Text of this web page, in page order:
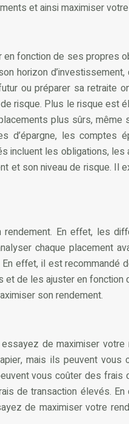
et ainsi maximiser
fonction de ses propres
horizon
ou préparer sa retraite
risque. Plus le risque
plus sûrs,
les comptes
les obligations,
et son niveau de risque.
En effet, les
chaque placement
effet, il est
de les ajuster en
son rendement.
de maximiser
mais ils peuvent
vous coûter des
de transaction élevés.
de maximiser votre